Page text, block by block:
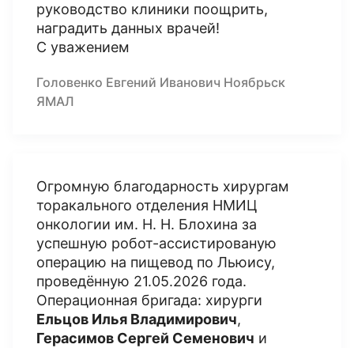
руководство клиники поощрить,
наградить данных врачей!
С уважением
Головенко Евгений Иванович Ноябрьск
ЯМАЛ
Огромную благодарность хирургам
торакального отделения НМИЦ
онкологии им. Н. Н. Блохина за
успешную робот-ассистированую
операцию на пищевод по Льюису,
проведённую 21.05.2026 года.
Операционная бригада: хирурги
Ельцов Илья Владимирович,
Герасимов Сергей Семенович и